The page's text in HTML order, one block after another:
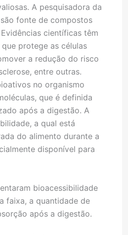
A pesquisadora da
fonte de compostos
científicas têm
protege as células
a redução do risco
entre outras.
no organismo
que é definida
após a digestão. A
a qual está
do alimento durante a
disponível para
bioacessibilidade
faixa, a quantidade de
após a digestão.